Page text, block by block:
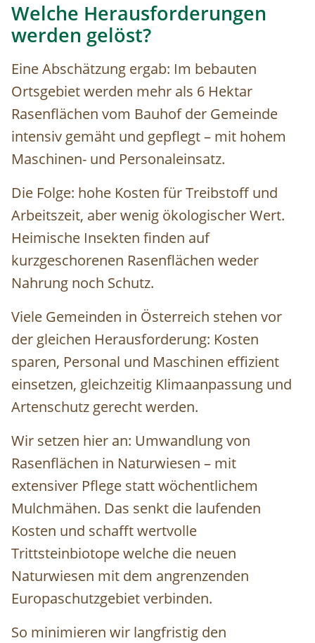
Welche Herausforderungen
werden gelöst?
Eine Abschätzung ergab: Im bebauten
Ortsgebiet werden mehr als 6 Hektar
Rasenflächen vom Bauhof der Gemeinde
intensiv gemäht und gepflegt – mit hohem
Maschinen- und Personaleinsatz.
Die Folge: hohe Kosten für Treibstoff und
Arbeitszeit, aber wenig ökologischer Wert.
Heimische Insekten finden auf
kurzgeschorenen Rasenflächen weder
Nahrung noch Schutz.
Viele Gemeinden in Österreich stehen vor
der gleichen Herausforderung: Kosten
sparen, Personal und Maschinen effizient
einsetzen, gleichzeitig Klimaanpassung und
Artenschutz gerecht werden.
Wir setzen hier an: Umwandlung von
Rasenflächen in Naturwiesen – mit
extensiver Pflege statt wöchentlichem
Mulchmähen. Das senkt die laufenden
Kosten und schafft wertvolle
Trittsteinbiotope welche die neuen
Naturwiesen mit dem angrenzenden
Europaschutzgebiet verbinden.
So minimieren wir langfristig den